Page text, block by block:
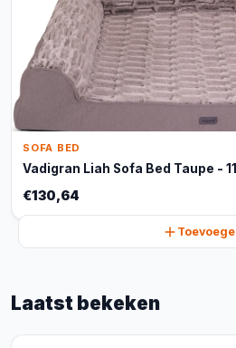
SOFA BED
Vadigran Liah Sofa Bed Taupe -
€130,64
Laatst bekeken